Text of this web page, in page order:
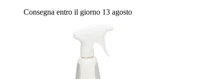
Consegna entro il giorno 13 agosto